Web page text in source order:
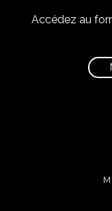
Accédez au